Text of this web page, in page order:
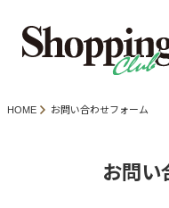
HOME お問い合わせフォーム
お問い